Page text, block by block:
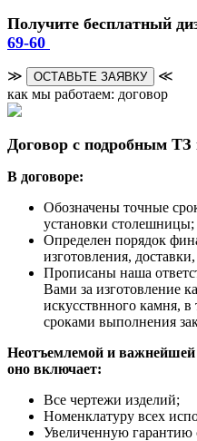
Получите бесплатный
69-60
≫ ОСТАВЬТЕ ЗАЯВКУ
≪
как мы работаем: договор
Договор с подробным ТЗ
В договоре:
Обозначены точные
установки столешницы;
Определен порядок
изготовления,
Прописаны наша
Вами за изготовление
искусствнного камня,
сроками выполнения
Неотъемлемой и важнейшей
оно включает:
Все чертежи изделий;
Номенклатуру всех
Увеличенную гарантию